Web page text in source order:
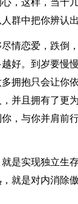
，这样，当十
群中把你辨认出
恋爱，跌倒
好。到岁要慢
拥抱只会让你
并且拥有了更
，与你并肩前
实现独立生
就是对内消除